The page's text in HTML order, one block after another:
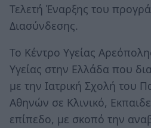
Τελετή Έναρξης του
Διασύνδεσης.
Το Κέντρο Υγείας
Υγείας στην Ελλάδα που
με την Ιατρική Σχολή του
Αθηνών σε Κλινικό,
επίπεδο, με σκοπό την